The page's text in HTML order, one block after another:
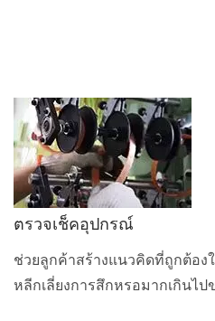
ตรวจเช็คอุปกรณ์
ช่วยลูกค้าสร้างแนวคิดที่ถูกต้อง
หลีกเลี่ยงการสึกหรอมากเกินไป